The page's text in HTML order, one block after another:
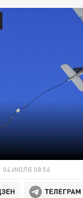
04 ИЮЛЯ 08:56